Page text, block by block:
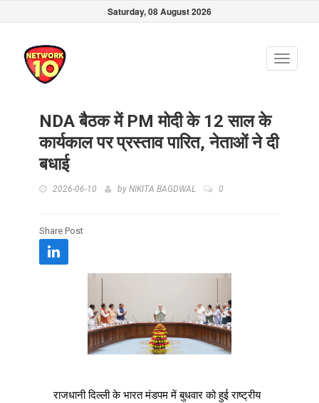
Saturday, 08 August 2026
Toggle
NDA बैठक में PM मोदी के 12 साल के
कार्यकाल पर प्रस्ताव पारित, नेताओं ने दी
बधाई
2026-06-10 by NIKITA BAGDWAL 0
Share Post
राजधानी दिल्ली के भारत मंडपम में बुधवार को हुई राष्ट्रीय